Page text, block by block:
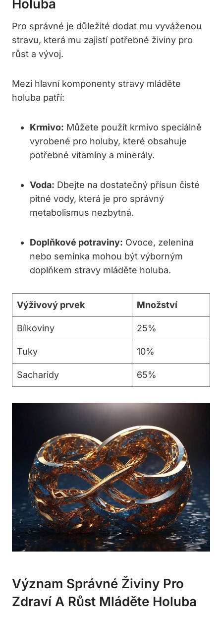
Holuba
Pro správné je důležité dodat mu vyváženou
stravu, která mu zajistí potřebné živiny pro
růst a vývoj.
Mezi hlavní komponenty stravy mláděte
holuba patří:
Krmivo: Můžete použít krmivo speciálně
vyrobené pro holuby, které obsahuje
potřebné vitamíny a minerály.
Voda: Dbejte na dostatečný přísun čisté
pitné vody, která je pro správný
metabolismus nezbytná.
Doplňkové potraviny: Ovoce, zelenina
nebo semínka mohou být výborným
doplňkem stravy mláděte holuba.
Výživový prvek Množství
Bílkoviny 25%
Tuky 10%
Sacharidy 65%
Význam Správné Živiny Pro
Zdraví A Růst Mláděte Holuba